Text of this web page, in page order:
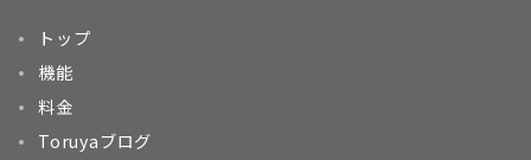
トップ
機能
料金
Toruyaブログ